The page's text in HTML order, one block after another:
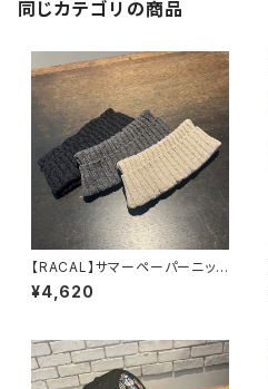
同じカテゴリの商品
【RACAL】サマーペーパーニット
ヘアバンド ヘアバン
ド RL-22-1205
¥4,620